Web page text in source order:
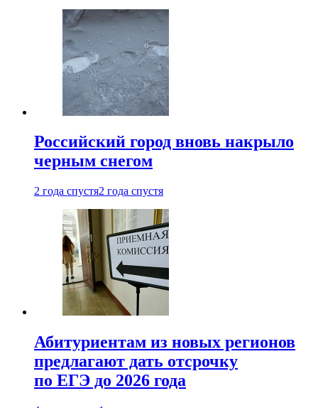
Российский город вновь накрыло
черным снегом
2 года спустя2 года спустя
Абитуриентам из новых регионов
предлагают дать отсрочку
по ЕГЭ до 2026 года